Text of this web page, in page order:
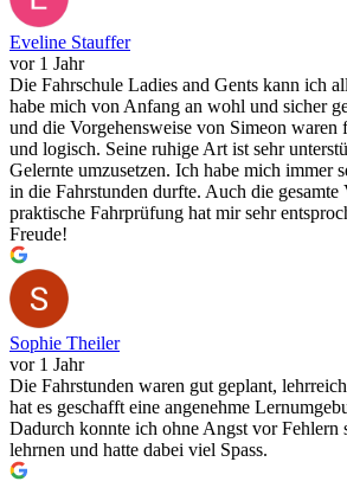
Eveline Stauffer
vor 1 Jahr
Die Fahrschule Ladies and Gents kann ich
habe mich von Anfang an wohl und sicher
und die Vorgehensweise von Simeon waren
und logisch. Seine ruhige Art ist sehr
Gelernte umzusetzen. Ich habe mich immer
in die Fahrstunden durfte. Auch die gesamte
praktische Fahrprüfung hat mir sehr
Freude!
Sophie Theiler
vor 1 Jahr
Die Fahrstunden waren gut geplant,
hat es geschafft eine angenehme
Dadurch konnte ich ohne Angst vor Fehlern
lehrnen und hatte dabei viel Spass.